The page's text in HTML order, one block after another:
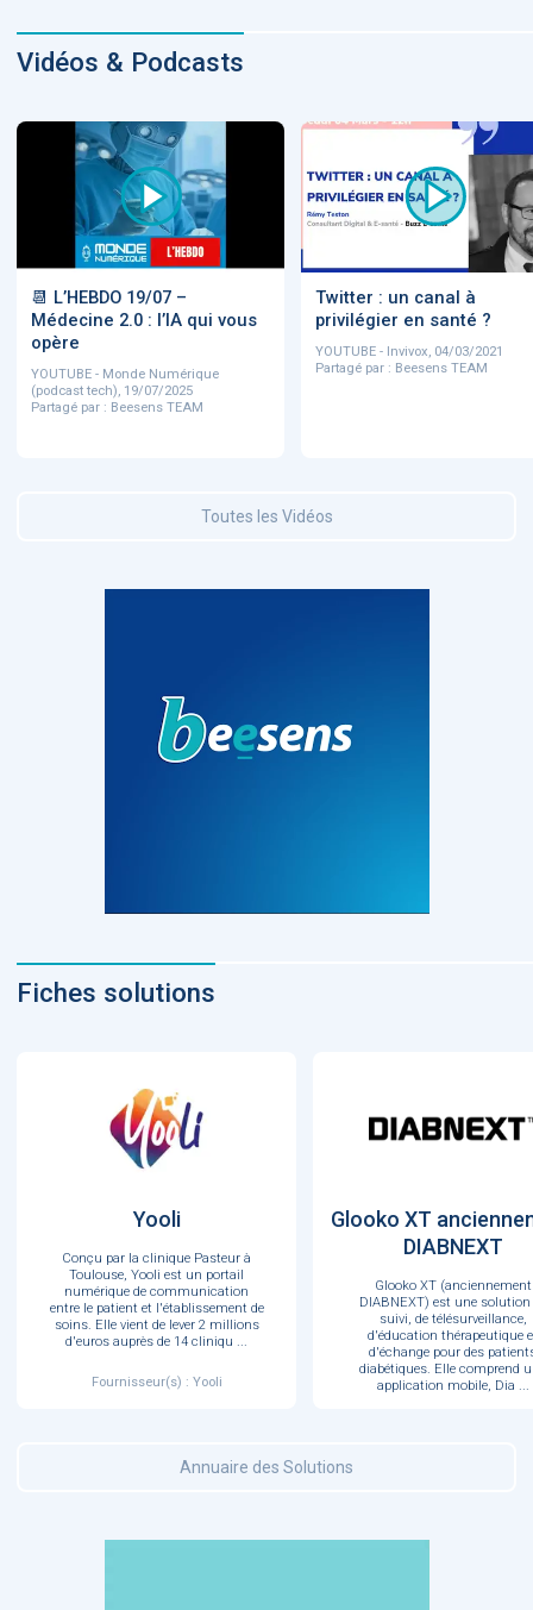
Vidéos & Podcasts
📆 L’HEBDO 19/07 –
Médecine 2.0 : l’IA qui vous
opère
YOUTUBE - Monde Numérique
(podcast tech), 19/07/2025
Partagé par : Beesens TEAM
Twitter : un canal à
privilégier en santé ?
YOUTUBE - Invivox, 04/03/2021
Partagé par : Beesens TEAM
Toutes les Vidéos
Fiches solutions
Yooli
Conçu par la clinique Pasteur à
Toulouse, Yooli est un portail
numérique de communication
entre le patient et l'établissement de
soins. Elle vient de lever 2 millions
d'euros auprès de 14 cliniqu ...
Fournisseur(s) : Yooli
Glooko XT
DIABNEXT
Glooko XT (anciennement
DIABNEXT) est une solution
suivi, de télésurveillance,
d'éducation thérapeutique
d'échange pour des
diabétiques. Elle comprend
application mobile, Dia ...
Annuaire des Solutions